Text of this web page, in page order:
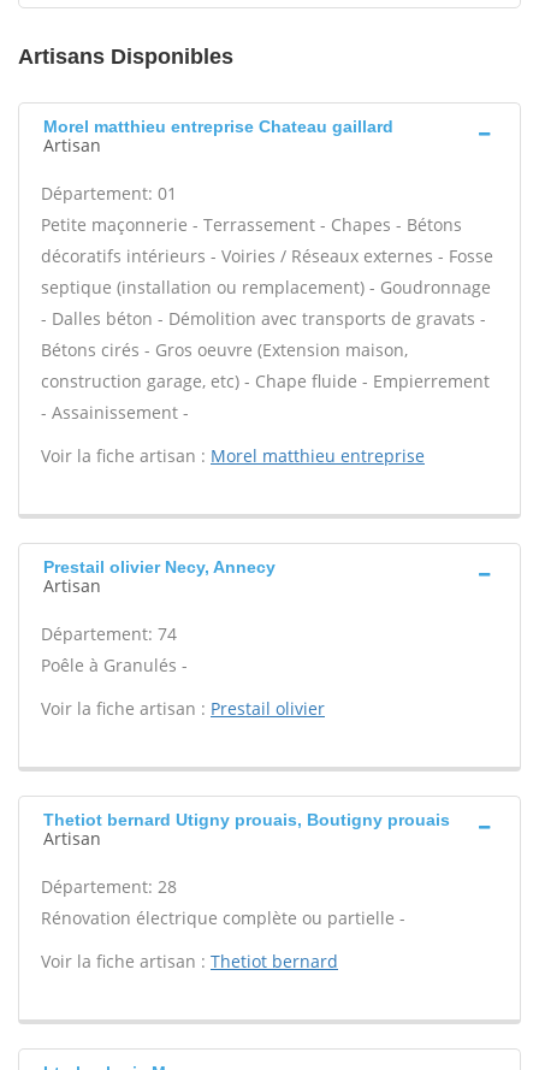
Artisans Disponibles
Morel matthieu entreprise Chateau gaillard
Artisan
Département: 01
Petite maçonnerie - Terrassement - Chapes - Bétons
décoratifs intérieurs - Voiries / Réseaux externes - Fosse
septique (installation ou remplacement) - Goudronnage
- Dalles béton - Démolition avec transports de gravats -
Bétons cirés - Gros oeuvre (Extension maison,
construction garage, etc) - Chape fluide - Empierrement
- Assainissement -
Voir la fiche artisan : Morel matthieu entreprise
Prestail olivier Necy, Annecy
Artisan
Département: 74
Poêle à Granulés -
Voir la fiche artisan : Prestail olivier
Thetiot bernard Utigny prouais, Boutigny prouais
Artisan
Département: 28
Rénovation électrique complète ou partielle -
Voir la fiche artisan : Thetiot bernard